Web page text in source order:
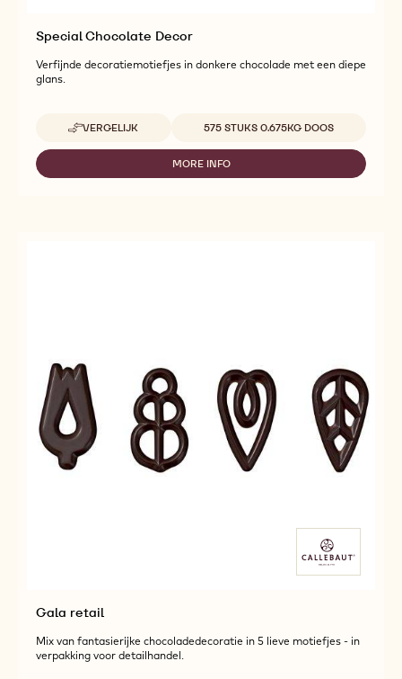
Special Chocolate Decor
Verfijnde decoratiemotiefjes in donkere chocolade met een diepe
glans.
VERGELIJK
-
SPECIAL
DECOR
Beschikbare maten
575 STUKS 0.675KG DOOS
MORE INFO
-
Gala retail
Mix van fantasierijke chocoladedecoratie in 5 lieve motiefjes - in
verpakking voor detailhandel.